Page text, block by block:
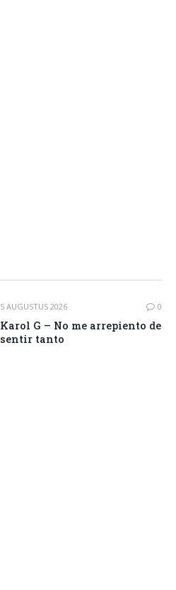
5 AUGUSTUS 2026 0
Karol G – No me arrepiento de
sentir tanto